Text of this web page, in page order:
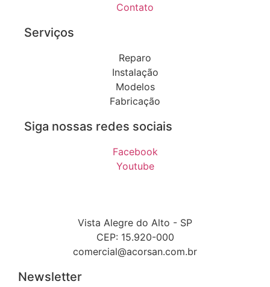
Contato
Serviços
Reparo
Instalação
Modelos
Fabricação
Siga nossas redes sociais
Facebook
Youtube
Vista Alegre do Alto - SP
CEP: 15.920-000
comercial@acorsan.com.br
Newsletter